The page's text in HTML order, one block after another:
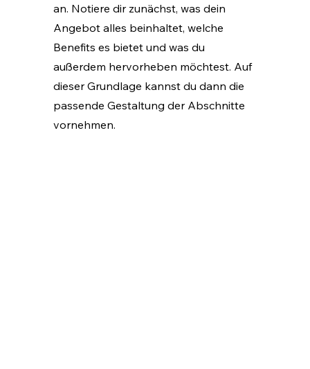
an. Notiere dir zunächst, was dein
Angebot alles beinhaltet, welche
Benefits es bietet und was du
außerdem hervorheben möchtest. Auf
dieser Grundlage kannst du dann die
passende Gestaltung der Abschnitte
vornehmen.